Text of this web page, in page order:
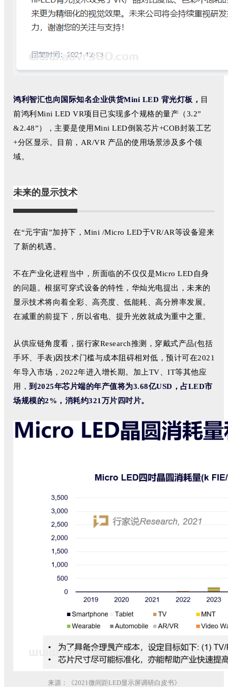
鸿利智汇也向国际知名企业供货Mini LED 背光灯板， 目
前鸿利Mini LED VR项目已实现多个规格的量产（3.2”
&2.48”），主要是使用Mini LED倒装芯片+COB封装工艺
+分区显示。目前，AR/VR 产品的使用场景涉及多个领
域。
未来的显示技术
在“元宇宙”加持下，Mini /Micro LED于VR/AR等设备迎来
了新的机遇。
不在产业化进程当中，所面临的不仅仅是Micro LED自身
的问题。根据可穿式设备的特性，华灿光电提出，未来的
显示技术将向着全彩、高亮度、低能耗、高分辨率发展。
在减重的前提下，所以省电、提升光效就成为重中之重。
从供应链角度看，据行家Research推测，穿戴式产品(包括
手环、手表)因技术门槛与成本阻碍相对低，预计可在2021
年导入市场，2022年进入增长期。加上TV、IT等其他应
用， 到2025年芯片端的年产值将为3.68亿USD，占LED市
场规模的2%，消耗约321万片四吋片。
来源：《2021微间距LED显示屏调研白皮书》